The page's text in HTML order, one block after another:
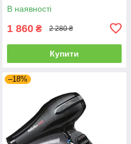
В наявності
1 860 ₴ 2 280 ₴
Купити
–18%